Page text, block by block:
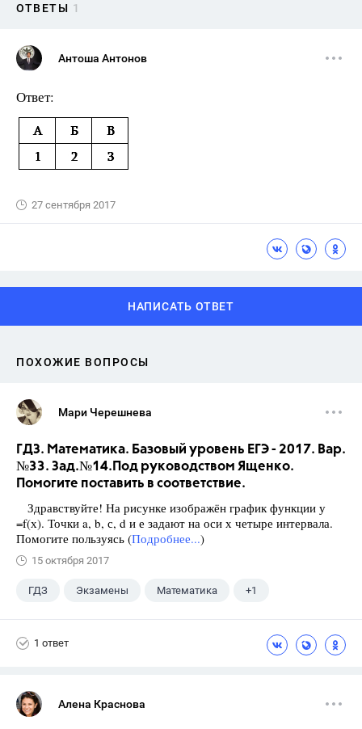
ОТВЕТЫ 1
Антоша Антонов
Ответ:
27 сентября 2017
НАПИСАТЬ ОТВЕТ
ПОХОЖИЕ ВОПРОСЫ
Мари Черешнева
ГДЗ. Математика. Базовый уровень ЕГЭ - 2017. Вар.
№33. Зад.№14.Под руководством Ященко.
Помогите поставить в соответствие.
Здравствуйте! На рисунке изображён график функции у
=f(х). Точки a, b, с, d и е задают на оси х четыре интервала.
Помогите пользуясь (Подробнее...)
15 октября 2017
ГДЗ Экзамены Математика +1
1 ответ
Алена Краснова